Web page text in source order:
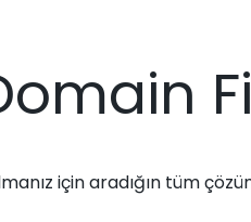
için aradığın tüm